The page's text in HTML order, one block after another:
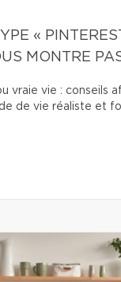
«
MONTRE
vraie vie : conseils
de vie réaliste et